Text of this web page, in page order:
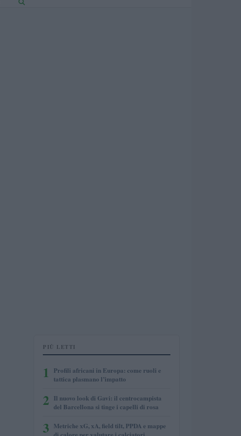
PIÙ LETTI
1
Profili africani in Europa: come ruoli e
tattica plasmano l’impatto
2 Il nuovo look di Gavi: il centrocampista
del Barcellona si tinge i capelli di rosa
3 Metriche xG, xA, field tilt, PPDA e mappe